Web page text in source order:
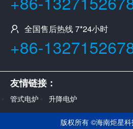
全国售后热线 7*24小时
+86-
友情链接：
管式电炉 升降电炉
版权所有 ©海南炬星